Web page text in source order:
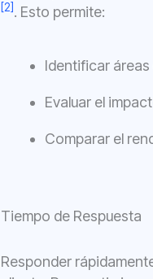
[2]. Esto permite:
Identificar
Evaluar el
Comparar el
Tiempo de Respuesta
Responder